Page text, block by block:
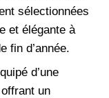
sélectionnées
et élégante à
fin d’année.
d’une
un